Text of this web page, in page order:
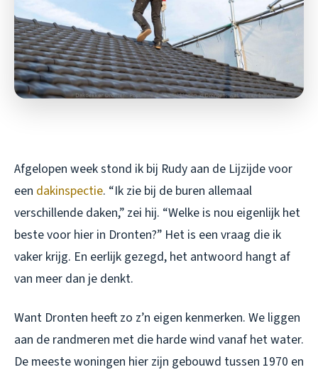
Afgelopen week stond ik bij Rudy aan de Lijzijde voor
een dakinspectie. “Ik zie bij de buren allemaal
verschillende daken,” zei hij. “Welke is nou eigenlijk het
beste voor hier in Dronten?” Het is een vraag die ik
vaker krijg. En eerlijk gezegd, het antwoord hangt af
van meer dan je denkt.
Want Dronten heeft zo z’n eigen kenmerken. We liggen
aan de randmeren met die harde wind vanaf het water.
De meeste woningen hier zijn gebouwd tussen 1970 en